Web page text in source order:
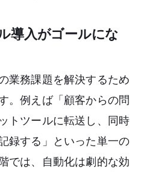
導入がゴールにな
業務課題を解決するため
。例えば「顧客からの問
トツールに転送し、同時
録する」といった単一の
では、自動化は劇的な効